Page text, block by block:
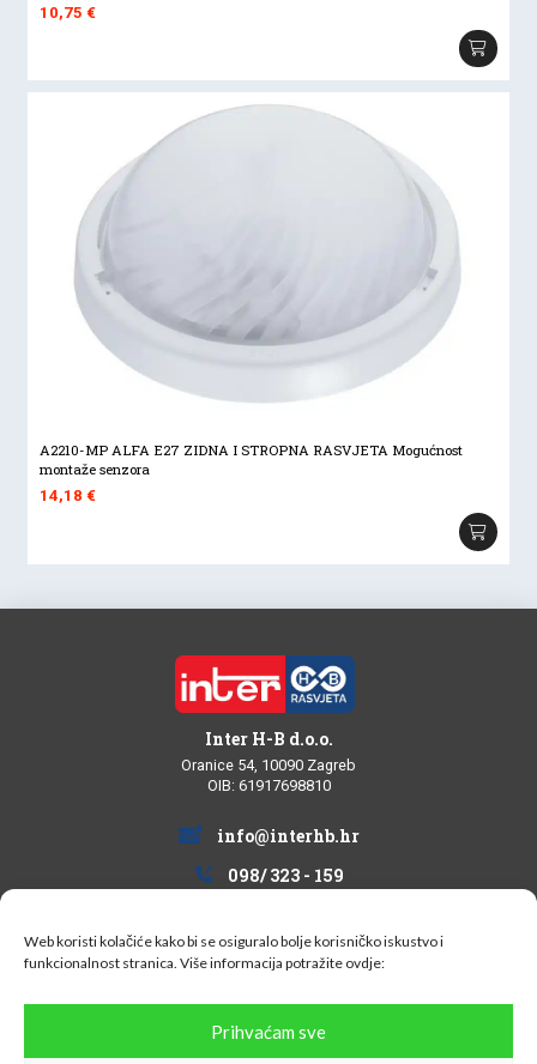
Web koristi kolačiće kako bi se osiguralo bolje korisničko iskustvo i
funkcionalnost stranica. Više informacija potražite ovdje:
Prihvaćam sve
10,75€
A2210-MP ALFA E27 ZIDNA I STROPNA RASVJETA Mogućnost
montaže senzora
14,18€
Inter H-B d.o.o.
Oranice 54, 10090 Zagreb
OIB: 61917698810
info@interhb.hr
098/ 323 - 159